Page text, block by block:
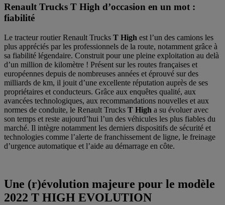
Renault Trucks T High d’occasion en un mot :
fiabilité
Le tracteur routier Renault Trucks T High est l’un des camions les
plus appréciés par les professionnels de la route, notamment grâce à
sa fiabilité légendaire. Construit pour une pleine exploitation au delà
d’un million de kilomètre ! Présent sur les routes françaises et
européennes depuis de nombreuses années et éprouvé sur des
milliards de km, il jouit d’une excellente réputation auprès de ses
propriétaires et conducteurs. Grâce aux enquêtes qualité, aux
avancées technologiques, aux recommandations nouvelles et aux
normes de conduite, le Renault Trucks T High a su évoluer avec
son temps et reste aujourd’hui l’un des véhicules les plus fiables du
marché. Il intègre notamment les derniers dispositifs de sécurité et
technologies comme l’alerte de franchissement de ligne, le freinage
d’urgence automatique et l’aide au démarrage en côte.
Une (r)évolution majeure pour le modèle
2022 T HIGH EVOLUTION